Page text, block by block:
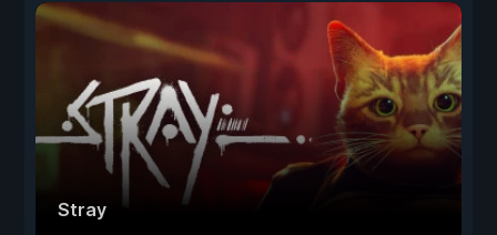
Stray